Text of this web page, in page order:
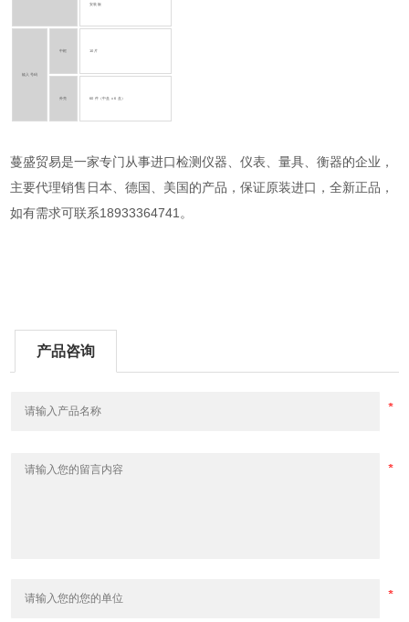
安装板
输入号码
中框 10片
外壳 60 件（中盒 x 6 盒）
蔓盛贸易是一家专门从事进口检测仪器、仪表、量具、衡器的企业，
主要代理销售日本、德国、美国的产品，保证原装进口，全新正品，
如有需求可联系18933364741。
产品咨询